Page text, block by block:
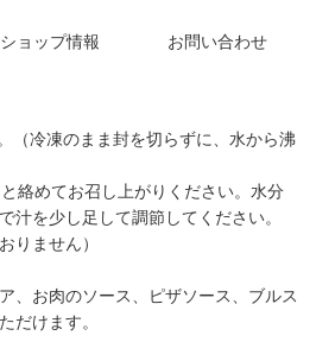
ショップ情報 お問い合わせ
（冷凍のまま封を切らずに、水から沸
絡めてお召し上がりください。水分
汁を少し足して調節してください。
りません）
、お肉のソース、ピザソース、ブルス
だけます。